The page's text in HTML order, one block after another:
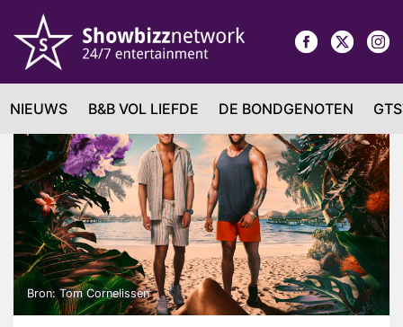
NIEUWS B&B VOL LIEFDE DE BONDGENOTEN
Bron: Tom Cornelissen